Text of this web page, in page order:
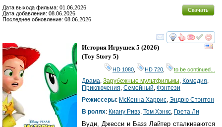
Скачать
Дата выхода фильма: 01.06.2026
Дата добавления: 08.06.2026
Последнее обновление: 08.06.2026
смотреть
История Игрушек 5 (2026)
(Toy Story 5)
HD 1080 HD 720 to be continued...
Драма, Зарубежные мультфильмы, Комедия,
Приключения, Семейный, Фэнтези
Режиссеры: МcКенна Харрис, Эндрю Стэнтон
В ролях: Киану Ривз, Том Хэнкс, Грета Ли
Вуди, Джесси и Базз Лайтер сталкиваются